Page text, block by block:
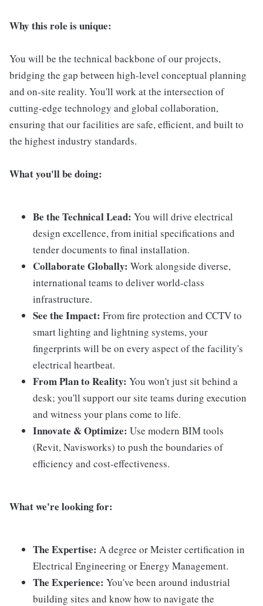
Why this role is unique:
You will be the technical backbone of our projects,
bridging the gap between high-level conceptual planning
and on-site reality. You'll work at the intersection of
cutting-edge technology and global collaboration,
ensuring that our facilities are safe, efficient, and built to
the highest industry standards.
What you'll be doing:
Be the Technical Lead: You will drive electrical
design excellence, from initial specifications and
tender documents to final installation.
Collaborate Globally: Work alongside diverse,
international teams to deliver world-class
infrastructure.
See the Impact: From fire protection and CCTV to
smart lighting and lightning systems, your
fingerprints will be on every aspect of the facility's
electrical heartbeat.
From Plan to Reality: You won't just sit behind a
desk; you'll support our site teams during execution
and witness your plans come to life.
Innovate & Optimize: Use modern BIM tools
(Revit, Navisworks) to push the boundaries of
efficiency and cost-effectiveness.
What we're looking for:
The Expertise: A degree or Meister certification in
Electrical Engineering or Energy Management.
The Experience: You've been around industrial
building sites and know how to navigate the